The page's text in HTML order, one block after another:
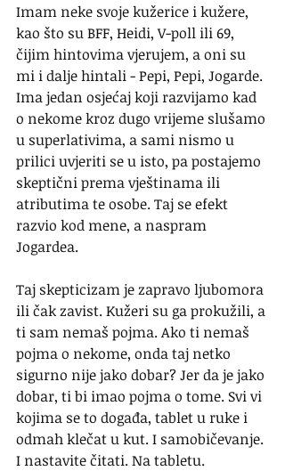
Imam neke svoje kužerice i kužere,
kao što su BFF, Heidi, V-poll ili 69,
čijim hintovima vjerujem, a oni su
mi i dalje hintali - Pepi, Pepi, Jogarde.
Ima jedan osjećaj koji razvijamo kad
o nekome kroz dugo vrijeme slušamo
u superlativima, a sami nismo u
prilici uvjeriti se u isto, pa postajemo
skeptični prema vještinama ili
atributima te osobe. Taj se efekt
razvio kod mene, a naspram
Jogardea.
Taj skepticizam je zapravo ljubomora
ili čak zavist. Kužeri su ga prokužili, a
ti sam nemaš pojma. Ako ti nemaš
pojma o nekome, onda taj netko
sigurno nije jako dobar? Jer da je jako
dobar, ti bi imao pojma o tome. Svi vi
kojima se to događa, tablet u ruke i
odmah klečat u kut. I samobičevanje.
I nastavite čitati. Na tabletu.